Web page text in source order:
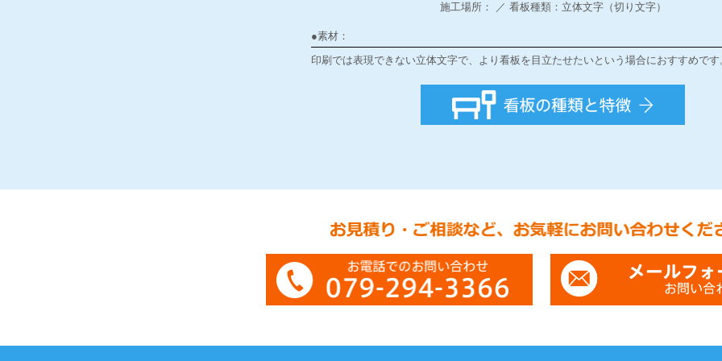
施工場所： ／ 看板種類：立体文字（切り文字）
●素材：
印刷では表現できない立体文字で、より看板を目立たせたいという場合におすすめです